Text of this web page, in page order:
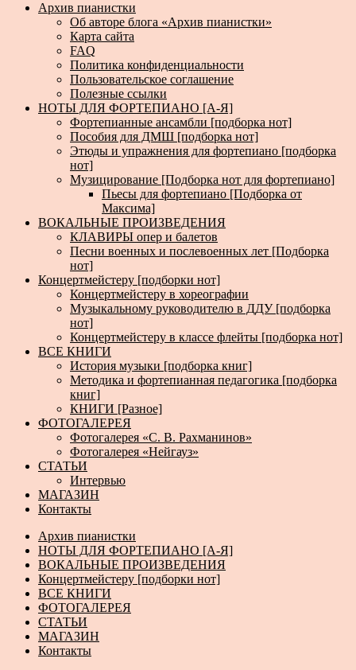
Архив пианистки
Об авторе блога «Архив пианистки»
Карта сайта
FAQ
Политика конфиденциальности
Пользовательское соглашение
Полезные ссылки
НОТЫ ДЛЯ ФОРТЕПИАНО [А-Я]
Фортепианные ансамбли [подборка нот]
Пособия для ДМШ [подборка нот]
Этюды и упражнения для фортепиано [подборка
нот]
Музицирование [Подборка нот для фортепиано]
Пьесы для фортепиано [Подборка от
Максима]
ВОКАЛЬНЫЕ ПРОИЗВЕДЕНИЯ
КЛАВИРЫ опер и балетов
Песни военных и послевоенных лет [Подборка
нот]
Концертмейстеру [подборки нот]
Концертмейстеру в хореографии
Музыкальному руководителю в ДДУ [подборка
нот]
Концертмейстеру в классе флейты [подборка нот]
ВСЕ КНИГИ
История музыки [подборка книг]
Методика и фортепианная педагогика [подборка
книг]
КНИГИ [Разное]
ФОТОГАЛЕРЕЯ
Фотогалерея «С. В. Рахманинов»
Фотогалерея «Нейгауз»
СТАТЬИ
Интервью
МАГАЗИН
Контакты
Архив пианистки
НОТЫ ДЛЯ ФОРТЕПИАНО [А-Я]
ВОКАЛЬНЫЕ ПРОИЗВЕДЕНИЯ
Концертмейстеру [подборки нот]
ВСЕ КНИГИ
ФОТОГАЛЕРЕЯ
СТАТЬИ
МАГАЗИН
Контакты